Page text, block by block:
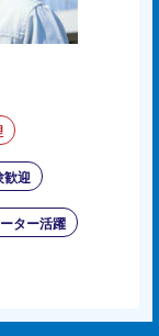
歓迎
ター活躍